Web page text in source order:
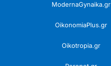
ModernaGynaika.gr
OikonomiaPlus.gr
Oikotropia.gr